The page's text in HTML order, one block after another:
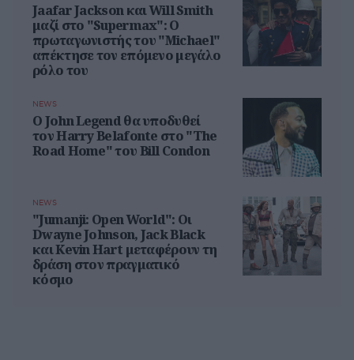
Jaafar Jackson και Will Smith
μαζί στο "Supermax": Ο
πρωταγωνιστής του "Michael"
απέκτησε τον επόμενο μεγάλο
ρόλο του
NEWS
Ο John Legend θα υποδυθεί
τον Harry Belafonte στο "The
Road Home" του Bill Condon
NEWS
"Jumanji: Open World": Οι
Dwayne Johnson, Jack Black
και Kevin Hart μεταφέρουν τη
δράση στον πραγματικό
κόσμο